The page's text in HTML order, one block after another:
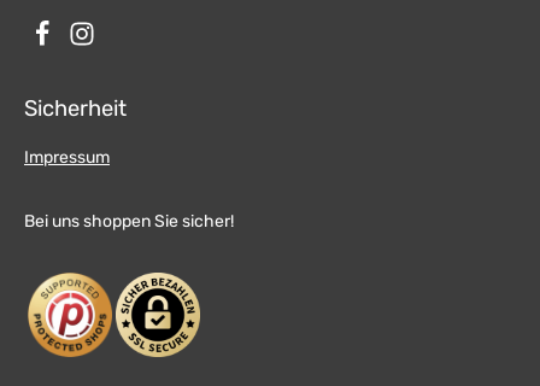
Sicherheit
Impressum
Bei uns shoppen Sie sicher!